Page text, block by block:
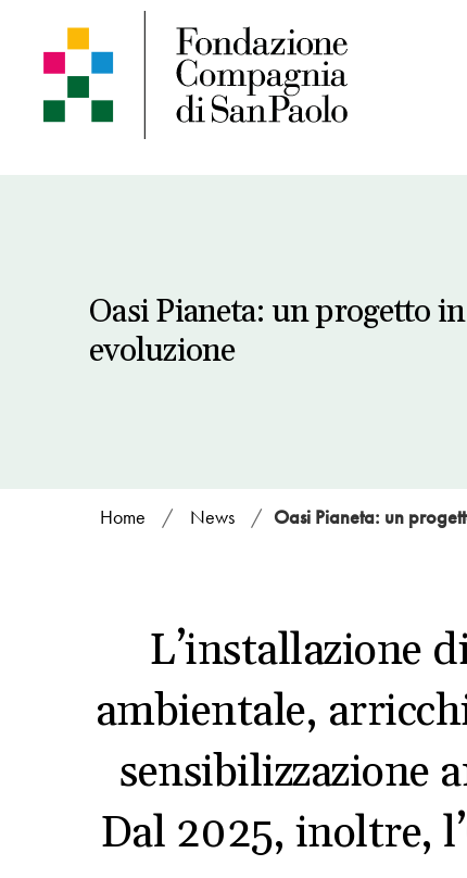
Oasi Pianeta: un progetto
evoluzione
Home / News / Oasi Pianeta: un
L’installazione
ambientale,
sensibilizzazione
Dal 2025, inoltre,